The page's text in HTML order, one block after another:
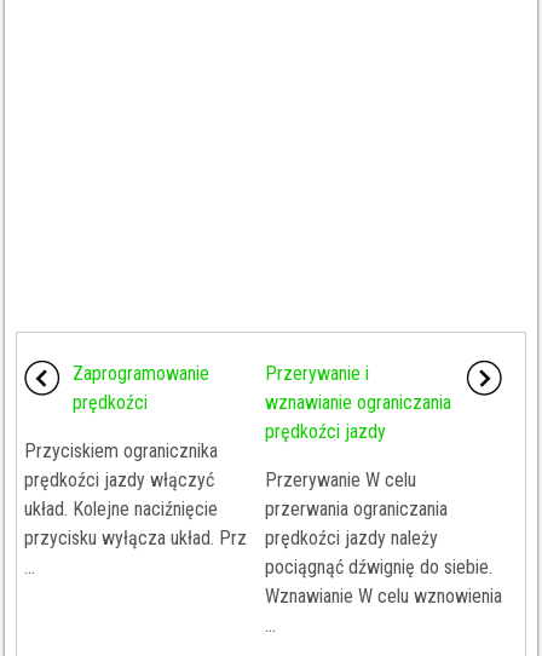
Zaprogramowanie
prędkoźci
Przyciskiem ogranicznika
prędkoźci jazdy włączyć
układ. Kolejne naciźnięcie
przycisku wyłącza układ. Prz
...
Przerywanie i
wznawianie ograniczania
prędkoźci jazdy
Przerywanie W celu
przerwania ograniczania
prędkoźci jazdy należy
pociągnąć dźwignię do siebie.
Wznawianie W celu wznowienia
...